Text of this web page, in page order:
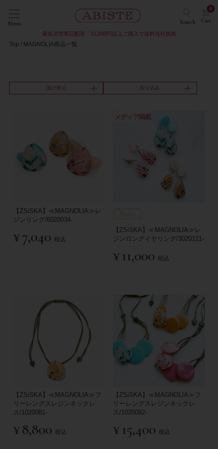
Menu Search Cart
0
最短翌営業日配送・11,000円以上ご購入で送料当社負担
Top MAGNOLIA商品一覧
並び替え 絞り込み
【ZSiSKA】≪MAGNOLIA≫レ
ジンリング/6020034-
¥7,040 税込
メディア掲載
【ZSiSKA】≪MAGNOLIA≫レ
ジンロングイヤリング/3020121-
¥ 11,000 税込
【ZSiSKA】≪MAGNOLIA≫フ
リーレングスレジンネックレ
ス/1020081-
¥8,800 税込
【ZSiSKA】≪MAGNOLIA≫フ
リーレングスレジンネックレ
ス/1020082-
¥ 15,400 税込